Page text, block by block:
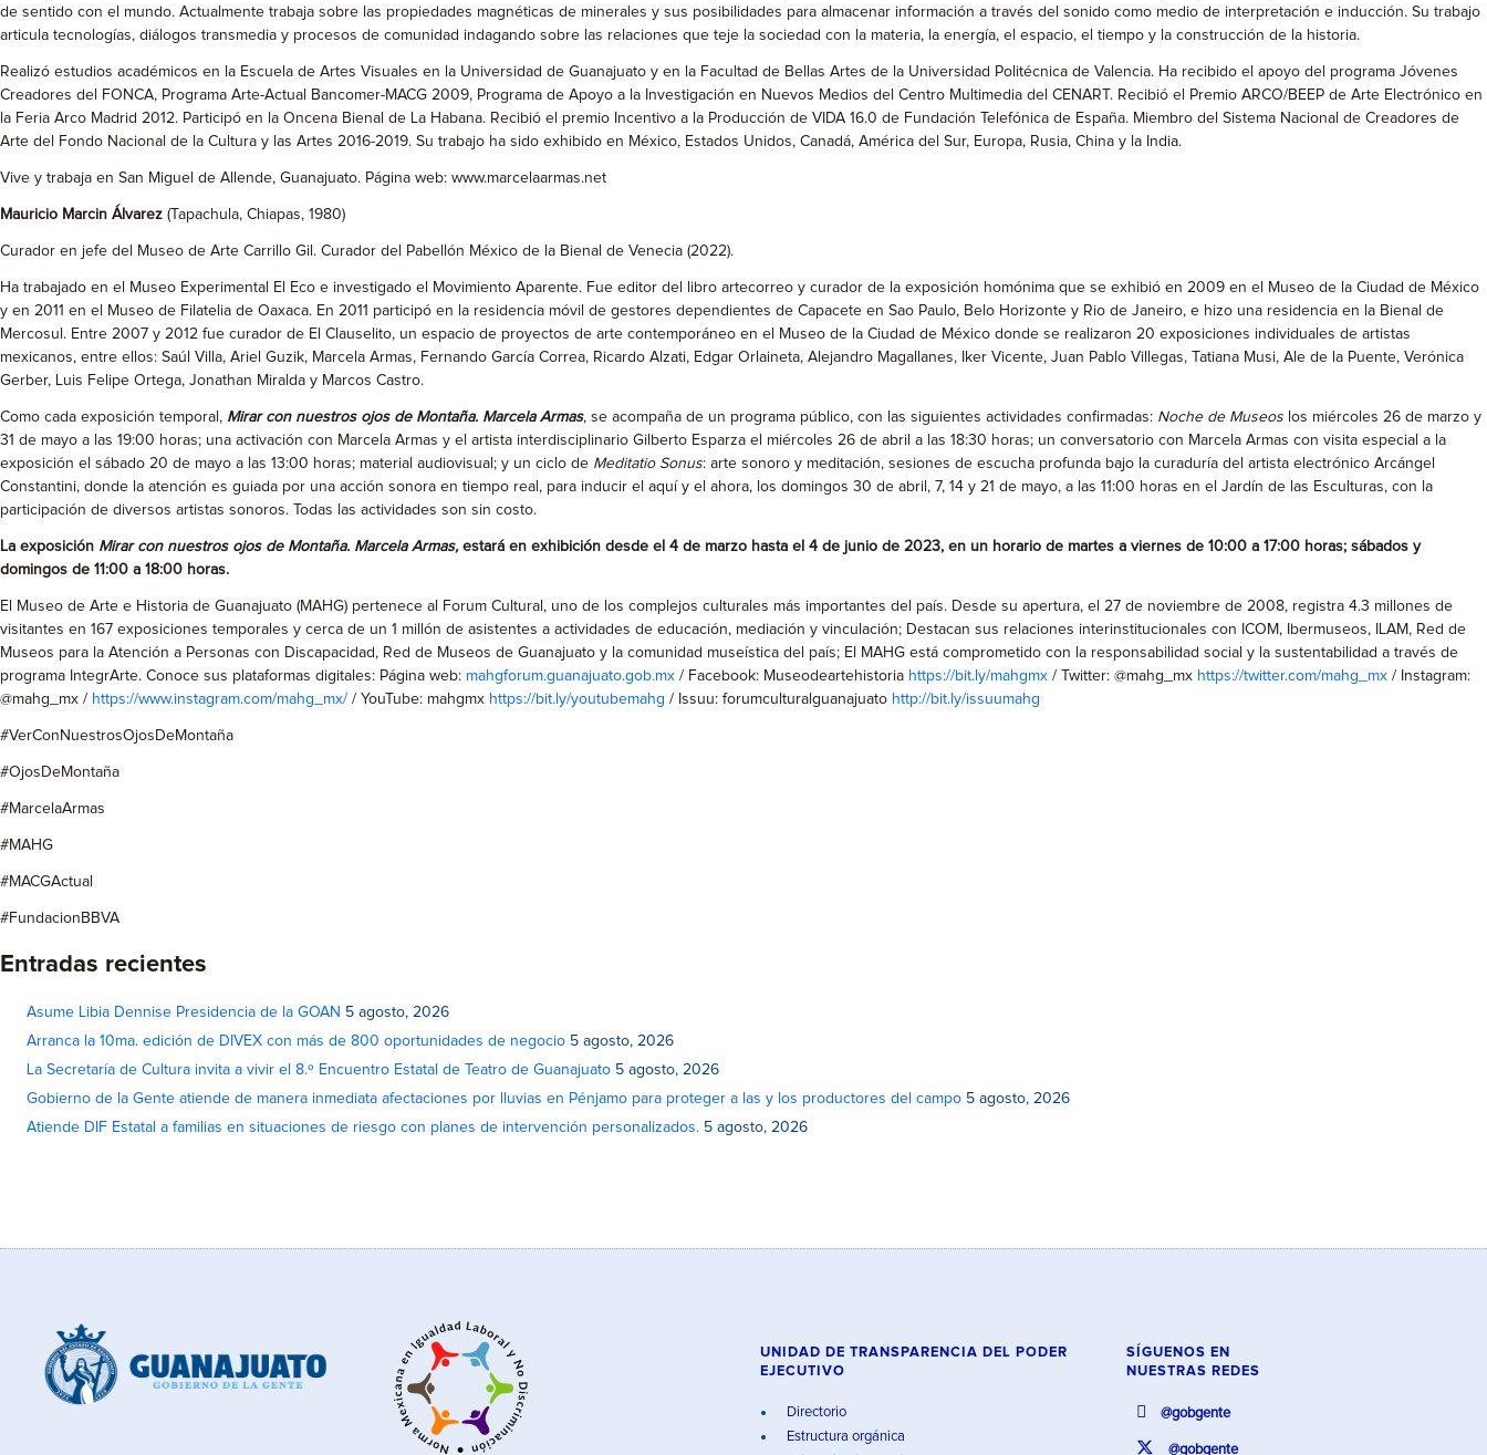
de sentido con el mundo. Actualmente trabaja sobre las propiedades magnéticas de minerales y sus posibilidades para almacenar información a través del sonido como medio de interpretación e inducción. Su trabajo
articula tecnologías, diálogos transmedia y procesos de comunidad indagando sobre las relaciones que teje la sociedad con la materia, la energía, el espacio, el tiempo y la construcción de la historia.
Realizó estudios académicos en la Escuela de Artes Visuales en la Universidad de Guanajuato y en la Facultad de Bellas Artes de la Universidad Politécnica de Valencia. Ha recibido el apoyo del programa Jóvenes
Creadores del FONCA, Programa Arte-Actual Bancomer-MACG 2009, Programa de Apoyo a la Investigación en Nuevos Medios del Centro Multimedia del CENART. Recibió el Premio ARCO/BEEP de Arte Electrónico en
la Feria Arco Madrid 2012. Participó en la Oncena Bienal de La Habana. Recibió el premio Incentivo a la Producción de VIDA 16.0 de Fundación Telefónica de España. Miembro del Sistema Nacional de Creadores de
Arte del Fondo Nacional de la Cultura y las Artes 2016-2019. Su trabajo ha sido exhibido en México, Estados Unidos, Canadá, América del Sur, Europa, Rusia, China y la India.
Vive y trabaja en San Miguel de Allende, Guanajuato. Página web: www.marcelaarmas.net
Mauricio Marcin Álvarez (Tapachula, Chiapas, 1980)
Curador en jefe del Museo de Arte Carrillo Gil. Curador del Pabellón México de la Bienal de Venecia (2022).
Ha trabajado en el Museo Experimental El Eco e investigado el Movimiento Aparente. Fue editor del libro artecorreo y curador de la exposición homónima que se exhibió en 2009 en el Museo de la Ciudad de México
y en 2011 en el Museo de Filatelia de Oaxaca. En 2011 participó en la residencia móvil de gestores dependientes de Capacete en Sao Paulo, Belo Horizonte y Rio de Janeiro, e hizo una residencia en la Bienal de
Mercosul. Entre 2007 y 2012 fue curador de El Clauselito, un espacio de proyectos de arte contemporáneo en el Museo de la Ciudad de México donde se realizaron 20 exposiciones individuales de artistas
mexicanos, entre ellos: Saúl Villa, Ariel Guzik, Marcela Armas, Fernando García Correa, Ricardo Alzati, Edgar Orlaineta, Alejandro Magallanes, Iker Vicente, Juan Pablo Villegas, Tatiana Musi, Ale de la Puente, Verónica
Gerber, Luis Felipe Ortega, Jonathan Miralda y Marcos Castro.
Como cada exposición temporal, Mirar con nuestros ojos de Montaña. Marcela Armas, se acompaña de un programa público, con las siguientes actividades confirmadas: Noche de Museos los miércoles 26 de marzo y
31 de mayo a las 19:00 horas; una activación con Marcela Armas y el artista interdisciplinario Gilberto Esparza el miércoles 26 de abril a las 18:30 horas; un conversatorio con Marcela Armas con visita especial a la
exposición el sábado 20 de mayo a las 13:00 horas; material audiovisual; y un ciclo de Meditatio Sonus: arte sonoro y meditación, sesiones de escucha profunda bajo la curaduría del artista electrónico Arcángel
Constantini, donde la atención es guiada por una acción sonora en tiempo real, para inducir el aquí y el ahora, los domingos 30 de abril, 7, 14 y 21 de mayo, a las 11:00 horas en el Jardín de las Esculturas, con la
participación de diversos artistas sonoros. Todas las actividades son sin costo.
La exposición Mirar con nuestros ojos de Montaña. Marcela Armas, estará en exhibición desde el 4 de marzo hasta el 4 de junio de 2023, en un horario de martes a viernes de 10:00 a 17:00 horas; sábados y
domingos de 11:00 a 18:00 horas.
El Museo de Arte e Historia de Guanajuato (MAHG) pertenece al Forum Cultural, uno de los complejos culturales más importantes del país. Desde su apertura, el 27 de noviembre de 2008, registra 4.3 millones de
visitantes en 167 exposiciones temporales y cerca de un 1 millón de asistentes a actividades de educación, mediación y vinculación; Destacan sus relaciones interinstitucionales con ICOM, Ibermuseos, ILAM, Red de
Museos para la Atención a Personas con Discapacidad, Red de Museos de Guanajuato y la comunidad museística del país; El MAHG está comprometido con la responsabilidad social y la sustentabilidad a través de
programa IntegrArte. Conoce sus plataformas digitales: Página web: mahgforum.guanajuato.gob.mx / Facebook: Museodeartehistoria https://bit.ly/mahgmx / Twitter: @mahg_mx https://twitter.com/mahg_mx / Instagram:
@mahg_mx / https://www.instagram.com/mahg_mx/ / YouTube: mahgmx https://bit.ly/youtubemahg / Issuu: forumculturalguanajuato http://bit.ly/issuumahg
#VerConNuestrosOjosDeMontaña
#OjosDeMontaña
#MarcelaArmas
#MAHG
#MACGActual
#FundacionBBVA
Entradas recientes
Asume Libia Dennise Presidencia de la GOAN 5 agosto, 2026
Arranca la 10ma. edición de DIVEX con más de 800 oportunidades de negocio 5 agosto, 2026
La Secretaría de Cultura invita a vivir el 8.º Encuentro Estatal de Teatro de Guanajuato 5 agosto, 2026
Gobierno de la Gente atiende de manera inmediata afectaciones por lluvias en Pénjamo para proteger a las y los productores del campo 5 agosto, 2026
Atiende DIF Estatal a familias en situaciones de riesgo con planes de intervención personalizados. 5 agosto, 2026
UNIDAD DE TRANSPARENCIA DEL PODER
EJECUTIVO
Directorio
Estructura orgánica
SÍGUENOS EN
NUESTRAS REDES
@gobgente
@gobgente